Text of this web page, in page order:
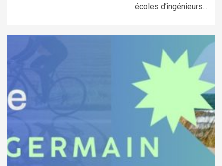
écoles d’ingénieurs...